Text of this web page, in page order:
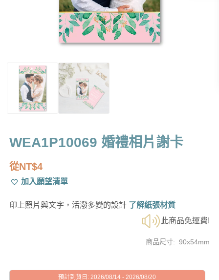
WEA1P10069 婚禮相片謝卡
從NT$4
加入願望清單
印上照片與文字，活潑多變的設計 了解紙張材質
此商品免運費!
商品尺寸: 90x54mm
預計到貨日: 2026/08/14 - 2026/08/20